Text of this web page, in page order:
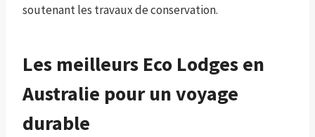
soutenant les travaux de conservation.
Les meilleurs Eco Lodges en
Australie pour un voyage
durable